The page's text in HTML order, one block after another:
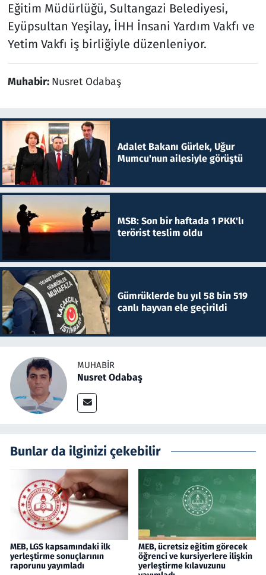
Eğitim Müdürlüğü, Sultangazi Belediyesi,
Eyüpsultan Yeşilay, İHH İnsani Yardım Vakfı ve
Yetim Vakfı iş birliğiyle düzenleniyor.
Muhabir: Nusret Odabaş
Adalet Bakanı Gürlek, Uğur
Mumcu'nun ailesiyle görüştü
MSB: Son bir haftada 1 PKK'lı
terörist teslim oldu
Gümrüklerde bu yıl 58 bin 519
canlı hayvan ele geçirildi
MUHABIR
Nusret Odabaş
Bunlar da ilginizi çekebilir
MEB, LGS kapsamındaki ilk
yerleştirme sonuçlarının
raporunu yayımladı
MEB, ücretsiz eğitim görecek
öğrenci ve kursiyerlere ilişkin
yerleştirme kılavuzunu